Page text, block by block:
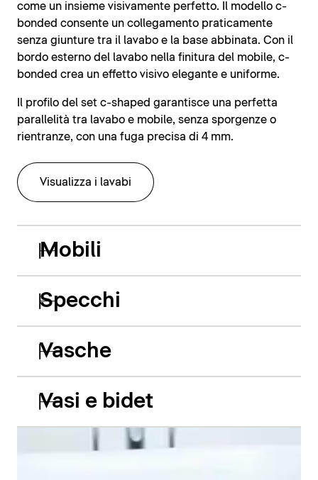
come un insieme visivamente perfetto. Il modello c-
bonded consente un collegamento praticamente
senza giunture tra il lavabo e la base abbinata. Con il
bordo esterno del lavabo nella finitura del mobile, c-
bonded crea un effetto visivo elegante e uniforme.
Il profilo del set c-shaped garantisce una perfetta
parallelità tra lavabo e mobile, senza sporgenze o
rientranze, con una fuga precisa di 4 mm.
Visualizza i lavabi
Mobili
Specchi
Vasche
Vasi e bidet